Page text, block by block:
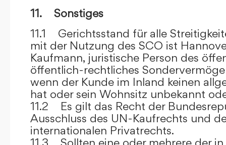
11. Sonstiges
11.1 Gerichtsstand für alle
mit der Nutzung des SCO ist
Kaufmann, juristische Person des
öffentlich-rechtliches
wenn der Kunde im Inland keinen
hat oder sein Wohnsitz unbekannt
11.2 Es gilt das Recht der
Ausschluss des UN-Kaufrechts und
internationalen Privatrechts.
11.3 Sollten eine oder mehrere der in